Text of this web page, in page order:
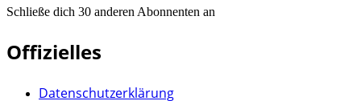
Schließe dich 30 anderen Abonnenten an
Offizielles
Datenschutzerklärung